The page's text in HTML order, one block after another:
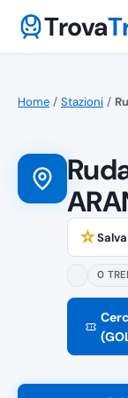
Trova
Home / Stazioni /
☆Salva
0